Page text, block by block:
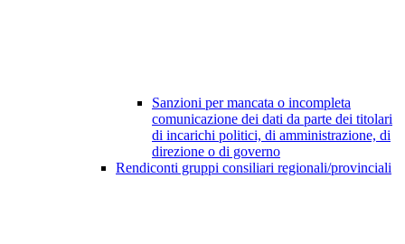
Sanzioni per mancata o incompleta
comunicazione dei dati da parte dei titolari
di incarichi politici, di amministrazione, di
direzione o di governo
Rendiconti gruppi consiliari regionali/provinciali